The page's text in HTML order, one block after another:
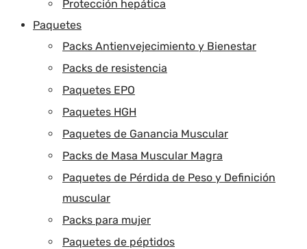
Protección hepática
Paquetes
Packs Antienvejecimiento y Bienestar
Packs de resistencia
Paquetes EPO
Paquetes HGH
Paquetes de Ganancia Muscular
Packs de Masa Muscular Magra
Paquetes de Pérdida de Peso y Definición
muscular
Packs para mujer
Paquetes de péptidos